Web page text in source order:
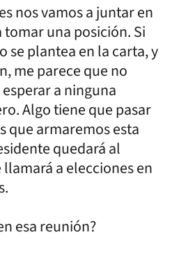
nos vamos a juntar en
tomar una posición. Si
se plantea en la carta, y
me parece que no
a ninguna
Algo tiene que pasar
que armaremos esta
quedará al
a elecciones en
esa reunión?